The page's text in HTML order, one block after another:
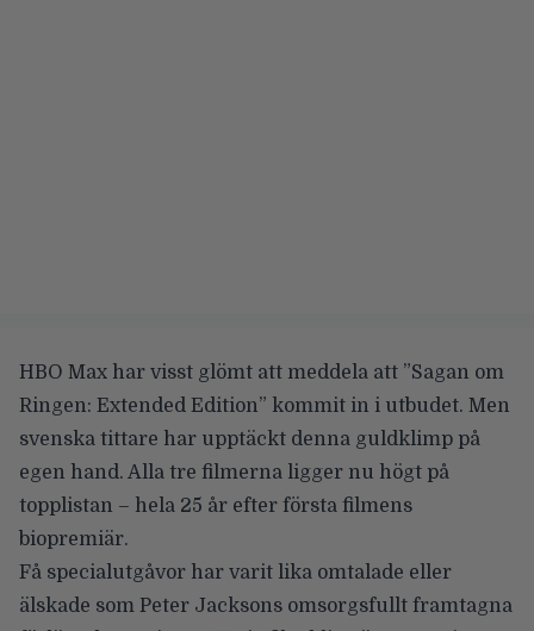
HBO Max har visst glömt att meddela att ”Sagan om
Ringen: Extended Edition” kommit in i utbudet. Men
svenska tittare har upptäckt denna guldklimp på
egen hand. Alla tre filmerna ligger nu högt på
topplistan – hela 25 år efter första filmens
biopremiär.
Få specialutgåvor har varit lika omtalade eller
älskade som Peter Jacksons omsorgsfullt framtagna